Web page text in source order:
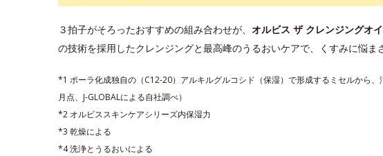
３拍子がそろったおすすめの組み合わせが、 オルビス ザ クレンジングオ
の技術を採用したクレンジングと最高峰のうるおいケアで、くすみに悩ま
*1 ポーラ化成独自の（C12-20）アルキルグルコシド（保湿）で形成するミセルから
月点、J-GLOBALによる自社調べ）
*2 オルビススキンケアシリーズ内保湿力
*3 乾燥による
*4 洗浄とうるおいによる